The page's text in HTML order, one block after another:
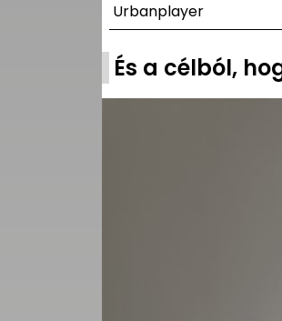
Urbanplayer
És a célból,